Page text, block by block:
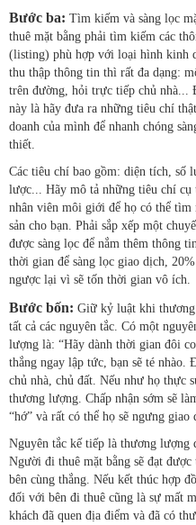
Bước ba: Tìm kiếm và sàng lọc
thuê mặt bằng phải tìm kiếm các
(listing) phù hợp với loại hình kinh
thu thập thông tin thì rất đa dạng:
trên đường, hỏi trực tiếp chủ nhà...
này là hãy đưa ra những tiêu chí
doanh của mình để nhanh chóng
thiết.
Các tiêu chí bao gồm: diện tích, số
lược... Hãy mô tả những tiêu chí cụ
nhân viên môi giới để họ có thể tìm
sản cho bạn. Phải sắp xếp một
được sàng lọc để nắm thêm thông
thời gian để sàng lọc giao dịch,
ngược lại vì sẽ tốn thời gian vô ích.
Bước bốn: Giữ kỷ luật khi thương
tất cả các nguyên tắc. Có một
lượng là: “Hãy dành thời gian đôi
thắng ngay lập tức, bạn sẽ té nhào.
chủ nhà, chủ đất. Nếu như họ thực
thương lượng. Chấp nhận sớm sẽ
“hớ” và rất có thể họ sẽ ngưng giao
Nguyên tắc kế tiếp là thương lượng
Người đi thuê mặt bằng sẽ đạt
bên cùng thắng. Nếu kết thúc hợp
đối với bên đi thuê cũng là sự mất
khách đã quen địa điểm và đã có